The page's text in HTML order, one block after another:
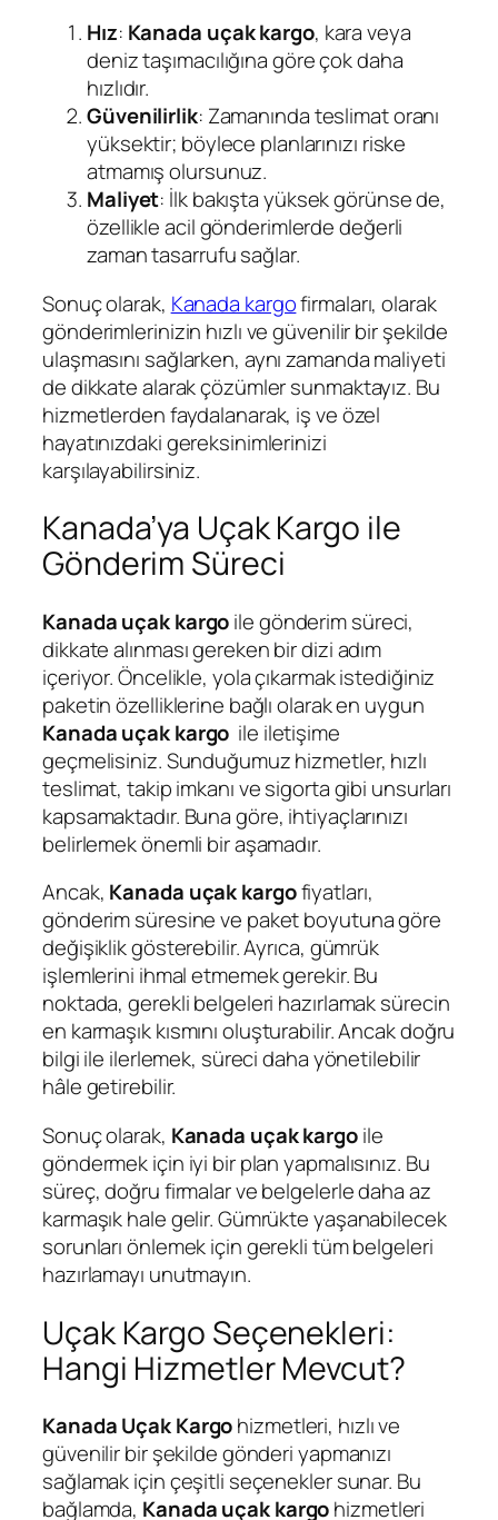
Hız: Kanada uçak kargo, kara veya
deniz taşımacılığına göre çok daha
hızlıdır.
Güvenilirlik: Zamanında teslimat oranı
yüksektir; böylece planlarınızı riske
atmamış olursunuz.
Maliyet: İlk bakışta yüksek görünse de,
özellikle acil gönderimlerde değerli
zaman tasarrufu sağlar.
Sonuç olarak, Kanada kargofirmaları, olarak
gönderimlerinizin hızlı ve güvenilir bir şekilde
ulaşmasını sağlarken, aynı zamanda maliyeti
de dikkate alarak çözümler sunmaktayız. Bu
hizmetlerden faydalanarak, iş ve özel
hayatınızdaki gereksinimlerinizi
karşılayabilirsiniz.
Kanada’ya Uçak Kargo ile
Gönderim Süreci
Kanada uçak kargoile gönderim süreci,
dikkate alınması gereken bir dizi adım
içeriyor. Öncelikle, yola çıkarmak istediğiniz
paketin özelliklerine bağlı olarak en uygun
Kanada uçak kargo ile iletişime
geçmelisiniz. Sunduğumuz hizmetler, hızlı
teslimat, takip imkanı ve sigorta gibi unsurları
kapsamaktadır. Buna göre, ihtiyaçlarınızı
belirlemek önemli bir aşamadır.
Ancak, Kanada uçak kargofiyatları,
gönderim süresine ve paket boyutuna göre
değişiklik gösterebilir. Ayrıca, gümrük
işlemlerini ihmal etmemek gerekir. Bu
noktada, gerekli belgeleri hazırlamak sürecin
en karmaşık kısmını oluşturabilir. Ancak doğru
bilgi ile ilerlemek, süreci daha yönetilebilir
hâle getirebilir.
Sonuç olarak, Kanada uçak kargoile
göndermek için iyi bir plan yapmalısınız. Bu
süreç, doğru firmalar ve belgelerle daha az
karmaşık hale gelir. Gümrükte yaşanabilecek
sorunları önlemek için gerekli tüm belgeleri
hazırlamayı unutmayın.
Uçak Kargo Seçenekleri:
Hangi Hizmetler Mevcut?
Kanada Uçak Kargohizmetleri, hızlı ve
güvenilir bir şekilde gönderi yapmanızı
sağlamak için çeşitli seçenekler sunar. Bu
bağlamda, Kanada uçak kargohizmetleri